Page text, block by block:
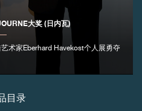
大奖 (日内瓦)
术家Eberhard Havekost个人展勇夺
目录